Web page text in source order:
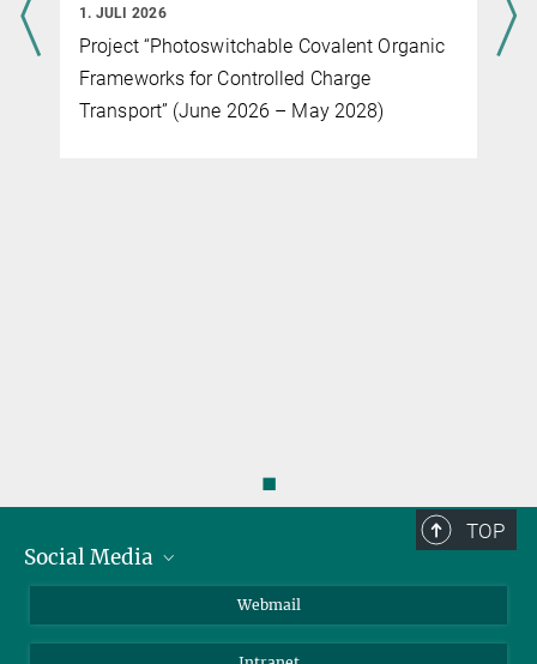
1. JULI 2026
Project “Photoswitchable Covalent Organic
Frameworks for Controlled Charge
Transport” (June 2026 – May 2028)
◼
TOP
Social Media
Webmail